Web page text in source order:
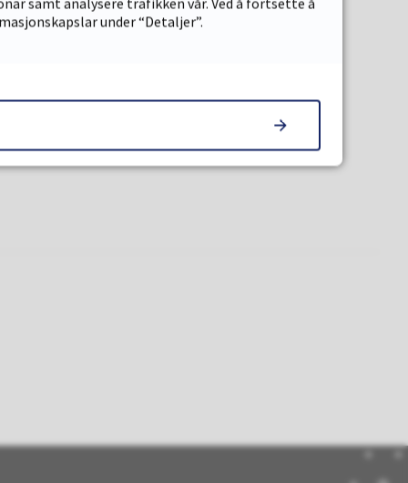
under “Detaljer”.